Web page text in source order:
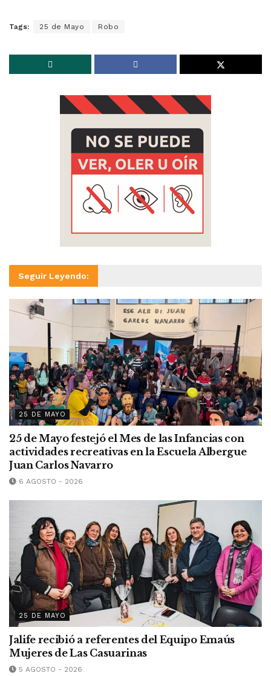
Tags: 25 de Mayo Robo
Seguir Leyendo:
25 DE MAYO
25 de Mayo festejó el Mes de las Infancias con
actividades recreativas en la Escuela Albergue
Juan Carlos Navarro
6 AGOSTO - 2026
25 DE MAYO
Jalife recibió a referentes del Equipo Emaús
Mujeres de Las Casuarinas
5 AGOSTO - 2026